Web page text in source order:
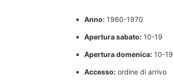
Anno:1960-1970
Apertura sabato:10-19
Apertura domenica:10-19
Accesso:ordine di arrivo